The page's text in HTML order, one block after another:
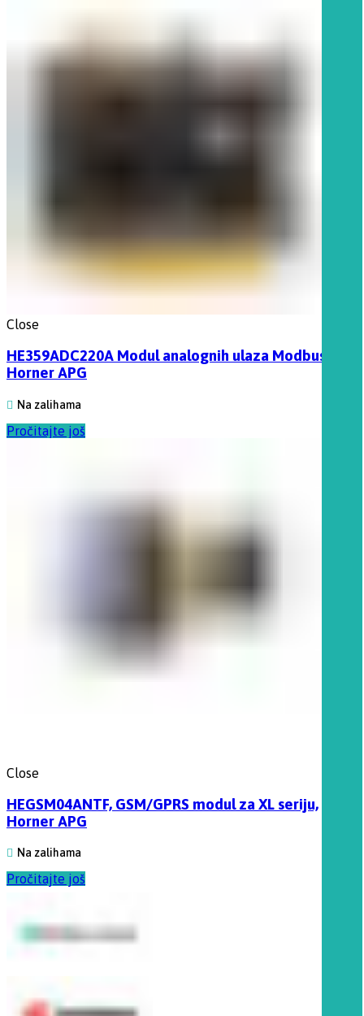
Close
HE359ADC220A Modul analognih ulaza Modbus,
Horner APG
Na zalihama
Pročitajte još
Close
HEGSM04ANTF, GSM/GPRS modul za XL seriju,
Horner APG
Na zalihama
Pročitajte još